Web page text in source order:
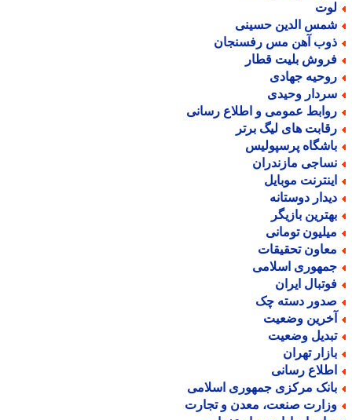
الدین حسینی
آهن مس رفسنجان
بلیت قطار
جهادی
وحیدی
عمومی و اطلاع رسانی
های لیگ برتر
پرسپولیس
مازندران
موبایل
دوستانه
بازیگر
تومانی
تحقیقات
اسلامی
ایران
دسته چک
وضعیت
وضعیت
تهران
رسانی
مرکزی جمهوری اسلامی
صنعت، معدن و تجارت